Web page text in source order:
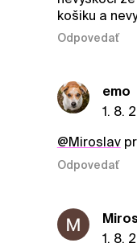
košiku a
Odpovedať
emo
1. 8.
@Miroslav
Odpovedať
1. 8.